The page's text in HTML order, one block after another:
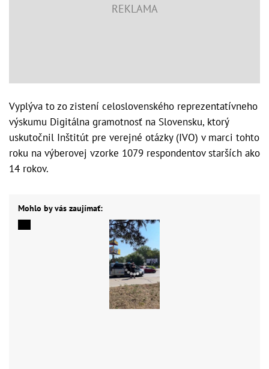
Vyplýva to zo zistení celoslovenského reprezentatívneho
výskumu Digitálna gramotnosť na Slovensku, ktorý
uskutočnil Inštitút pre verejné otázky (IVO) v marci tohto
roku na výberovej vzorke 1079 respondentov starších ako
14 rokov.
Mohlo by vás zaujímať: